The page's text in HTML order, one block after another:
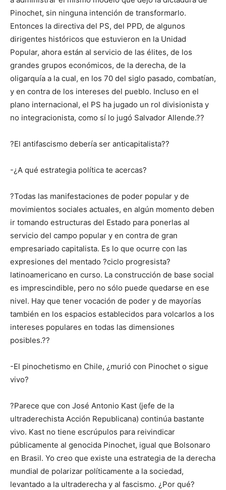
Pinochet, sin ninguna intención de transformarlo.
Entonces la directiva del PS, del PPD, de algunos
dirigentes históricos que estuvieron en la Unidad
Popular, ahora están al servicio de las élites, de los
grandes grupos económicos, de la derecha, de la
oligarquía a la cual, en los 70 del siglo pasado, combatían,
y en contra de los intereses del pueblo. Incluso en el
plano internacional, el PS ha jugado un rol divisionista y
no integracionista, como sí lo jugó Salvador Allende.??
?El antifascismo debería ser anticapitalista??
-¿A qué estrategia política te acercas?
?Todas las manifestaciones de poder popular y de
movimientos sociales actuales, en algún momento deben
ir tomando estructuras del Estado para ponerlas al
servicio del campo popular y en contra de gran
empresariado capitalista. Es lo que ocurre con las
expresiones del mentado ?ciclo progresista?
latinoamericano en curso. La construcción de base social
es imprescindible, pero no sólo puede quedarse en ese
nivel. Hay que tener vocación de poder y de mayorías
también en los espacios establecidos para volcarlos a los
intereses populares en todas las dimensiones
posibles.??
-El pinochetismo en Chile, ¿murió con Pinochet o sigue
vivo?
?Parece que con José Antonio Kast (jefe de la
ultraderechista Acción Republicana) continúa bastante
vivo. Kast no tiene escrúpulos para reivindicar
públicamente al genocida Pinochet, igual que Bolsonaro
en Brasil. Yo creo que existe una estrategia de la derecha
mundial de polarizar políticamente a la sociedad,
levantado a la ultraderecha y al fascismo. ¿Por qué?